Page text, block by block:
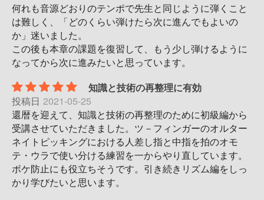
何れも音源どおりのテンポで先生と同じように弾くこと
は難しく、「どのくらい弾けたら次に進んでもよいの
か」迷いました。
この後も本章の課題を復習して、もう少し弾けるように
なってから次に進みたいと思っています。
知識と技術の再整理に有効
投稿日 2021-05-25
還暦を迎えて、知識と技術の再整理のために初級編から
受講させていただきました。ツ－フィンガーのオルター
ネイトピッキングにおける人差し指と中指を拍のオモ
テ・ウラで使い分ける練習を一からやり直しています。
ボケ防止にも役立ちそうです。引き続きリズム編をしっ
かり学びたいと思います。